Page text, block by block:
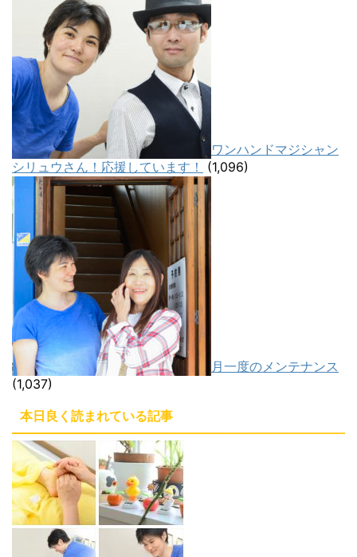
ワンハンドマジシャン
シリュウさん！応援しています！
(1,096)
月一度のメンテナンス
(1,037)
本日良く読まれている記事